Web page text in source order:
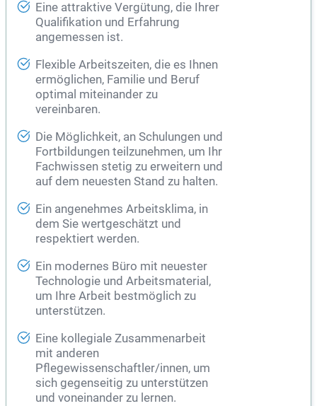
Eine attraktive Vergütung, die Ihrer
Qualifikation und Erfahrung
angemessen ist.
Flexible Arbeitszeiten, die es Ihnen
ermöglichen, Familie und Beruf
optimal miteinander zu
vereinbaren.
Die Möglichkeit, an Schulungen und
Fortbildungen teilzunehmen, um Ihr
Fachwissen stetig zu erweitern und
auf dem neuesten Stand zu halten.
Ein angenehmes Arbeitsklima, in
dem Sie wertgeschätzt und
respektiert werden.
Ein modernes Büro mit neuester
Technologie und Arbeitsmaterial,
um Ihre Arbeit bestmöglich zu
unterstützen.
Eine kollegiale Zusammenarbeit
mit anderen
Pflegewissenschaftler/innen, um
sich gegenseitig zu unterstützen
und voneinander zu lernen.